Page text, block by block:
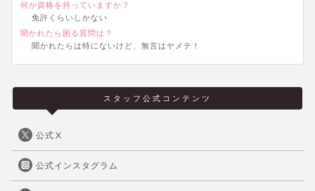
何か資格を持っていますか？
免許くらいしかない
聞かれたら困る質問は？
聞かれたらは特にないけど、無言はヤメテ！
スタッフ公式コンテンツ
公式Ⅹ
公式インスタグラム